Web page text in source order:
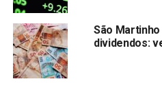
São Martinho
dividendos: